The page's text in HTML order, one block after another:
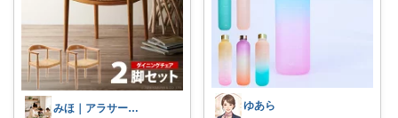
みほ｜アラサー主婦｜共働き｜2児育児中 ゆあら